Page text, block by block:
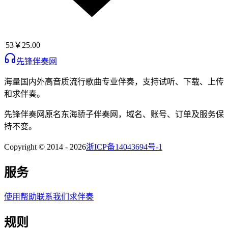
53￥25.00
先锋伴奏网
海量国内外高音质流行歌曲专业伴奏，支持试听、下载、上传
和求伴奏。
先锋伴奏网 原名东海骄子伴奏网 ，域名、账号、订单及服务保
持不变。
Copyright © 2014 - 2026浙ICP备14043694号-1
服务
使用帮助联系我们 求伴奏
规则